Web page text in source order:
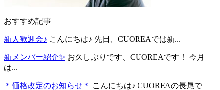
おすすめ記事
新人歓迎会♪ こんにちは♪ 先日、CUOREAでは新...
新メンバー紹介✨ お久しぶりです、CUOREAです！ 今月
は...
＊価格改定のお知らせ＊
こんにちは♪ CUOREAの長尾で